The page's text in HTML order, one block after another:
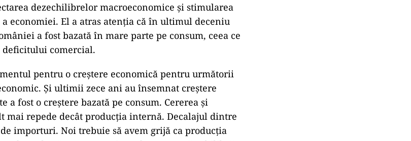
dezechilibrelor macroeconomice și stimularea
economiei. El a atras atenția că în ultimul deceniu
a fost bazată în mare parte pe consum, ceea ce
comercial.